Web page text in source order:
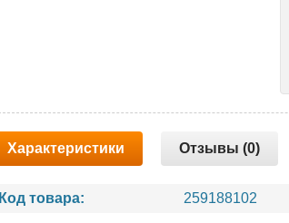
Характеристики Отзывы (0)
Код товара: 259188102